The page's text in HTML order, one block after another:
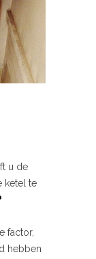
u de
ketel te
factor,
hebben